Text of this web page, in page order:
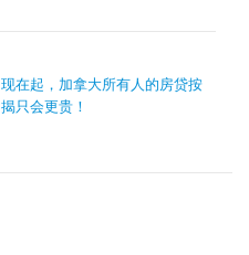
现在起，加拿大所有人的房贷按
揭只会更贵！